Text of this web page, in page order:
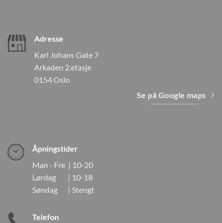
Adresse
Karl Johans Gate 7
Arkaden 2.etasje
0154 Oslo
Se på Google maps
Åpningstider
Man - Fre | 10-20
Lørdag | 10-18
Søndag | Stengt
Telefon